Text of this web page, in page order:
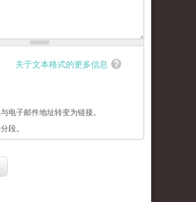
关于文本格式的更多信息
电子邮件地址转变为链接。
段。